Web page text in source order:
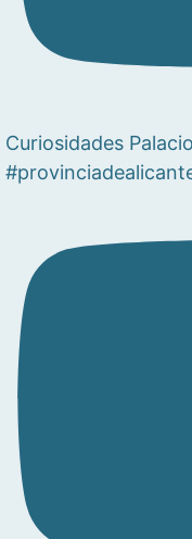
Curiosidades